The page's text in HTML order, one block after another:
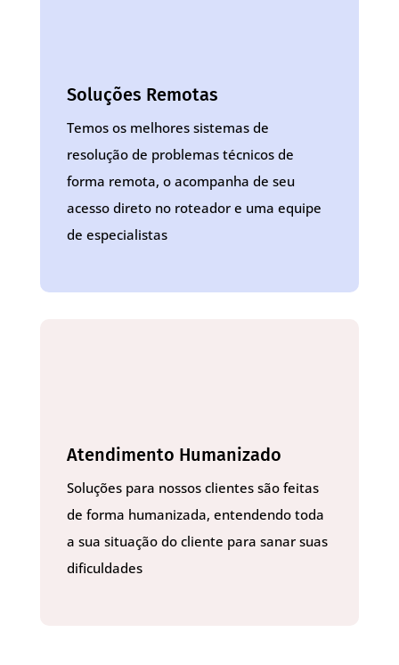
Soluções Remotas
Temos os melhores sistemas de
resolução de problemas técnicos de
forma remota, o acompanha de seu
acesso direto no roteador e uma equipe
de especialistas
Atendimento Humanizado
Soluções para nossos clientes são feitas
de forma humanizada, entendendo toda
a sua situação do cliente para sanar suas
dificuldades